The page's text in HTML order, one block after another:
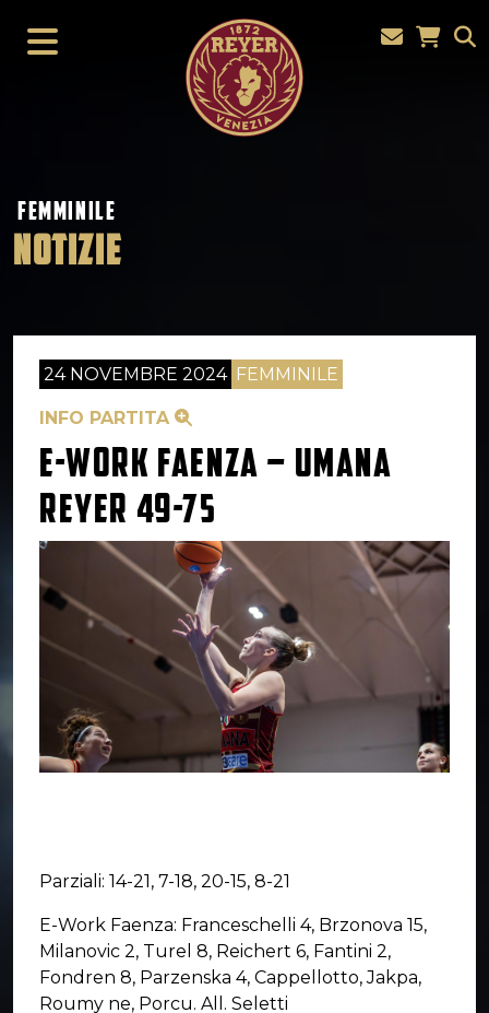
FEMMINILE
NOTIZIE
24 NOVEMBRE 2024 FEMMINILE
INFO PARTITA
E-WORK FAENZA – UMANA
REYER 49-75
Parziali: 14-21, 7-18, 20-15, 8-21
E-Work Faenza: Franceschelli 4, Brzonova 15,
Milanovic 2, Turel 8, Reichert 6, Fantini 2,
Fondren 8, Parzenska 4, Cappellotto, Jakpa,
Roumy ne, Porcu. All. Seletti